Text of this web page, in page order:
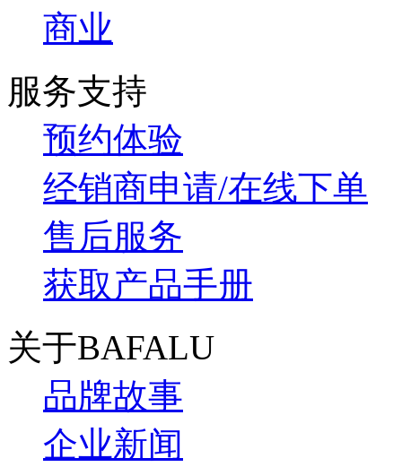
商业
服务支持
预约体验
经销商申请/在线下单
售后服务
获取产品手册
关于BAFALU
品牌故事
企业新闻